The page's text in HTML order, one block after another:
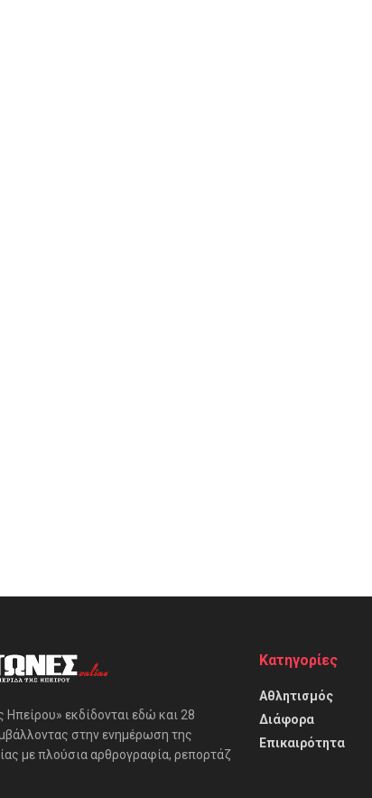
Ηπείρου» εκδίδονται εδώ και 28
στην ενημέρωση της
με πλούσια αρθρογραφία, ρεπορτάζ
Κατηγορίες
Αθλητισμός
Διάφορα
Επικαιρότητα